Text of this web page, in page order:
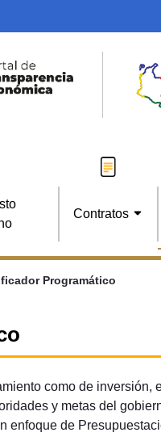
Contratos
Programático
como de inversión,
y metas del
enfoque de